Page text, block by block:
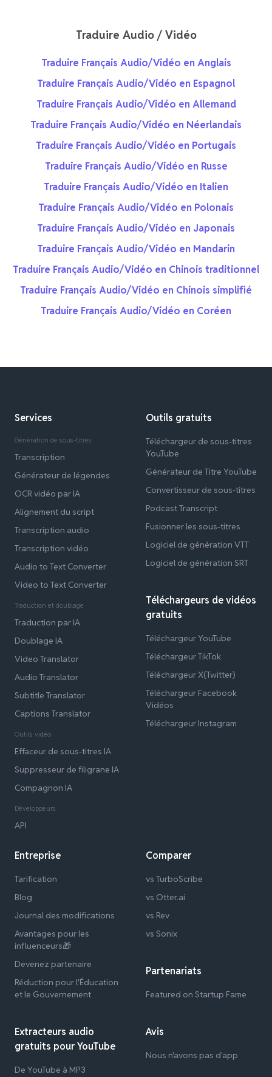
Traduire Audio / Vidéo
Traduire Français Audio/Vidéo en Anglais
Traduire Français Audio/Vidéo en Espagnol
Traduire Français Audio/Vidéo en Allemand
Traduire Français Audio/Vidéo en Néerlandais
Traduire Français Audio/Vidéo en Portugais
Traduire Français Audio/Vidéo en Russe
Traduire Français Audio/Vidéo en Italien
Traduire Français Audio/Vidéo en Polonais
Traduire Français Audio/Vidéo en Japonais
Traduire Français Audio/Vidéo en Mandarin
Traduire Français Audio/Vidéo en Chinois traditionnel
Traduire Français Audio/Vidéo en Chinois simplifié
Traduire Français Audio/Vidéo en Coréen
Services
Génération de sous-titres
Transcription
Générateur de légendes
OCR vidéo par IA
Alignement du script
Transcription audio
Transcription vidéo
Audio to Text Converter
Video to Text Converter
Traduction et doublage
Traduction par IA
Doublage IA
Video Translator
Audio Translator
Subtitle Translator
Captions Translator
Outils vidéo
Effaceur de sous-titres IA
Suppresseur de filigrane IA
Compagnon IA
Développeurs
API
Outils gratuits
Téléchargeur de sous-titres
YouTube
Générateur de Titre YouTube
Convertisseur de sous-titres
Podcast Transcript
Fusionner les sous-titres
Logiciel de génération VTT
Logiciel de génération SRT
Téléchargeurs de vidéos
gratuits
Téléchargeur YouTube
Téléchargeur TikTok
Téléchargeur X(Twitter)
Téléchargeur Facebook
Vidéos
Téléchargeur Instagram
Entreprise
Tarification
Blog
Journal des modifications
Avantages pour les
influenceurs🎁
Devenez partenaire
Réduction pour l'Éducation
et le Gouvernement
Extracteurs audio
gratuits pour YouTube
De YouTube à MP3
Comparer
vs TurboScribe
vs Otter.ai
vs Rev
vs Sonix
Partenariats
Featured on Startup Fame
Avis
Nous n'avons pas d'app